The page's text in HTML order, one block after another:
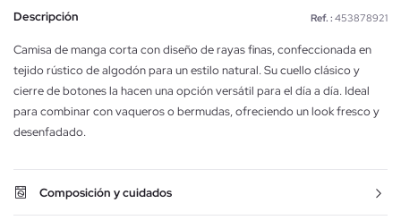
Descripción Ref. : 453878921
Camisa de manga corta con diseño de rayas finas, confeccionada en
tejido rústico de algodón para un estilo natural. Su cuello clásico y
cierre de botones la hacen una opción versátil para el día a día. Ideal
para combinar con vaqueros o bermudas, ofreciendo un look fresco y
desenfadado.
Composición y cuidados